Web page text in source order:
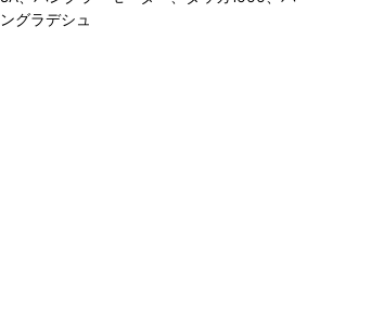
ングラデシュ